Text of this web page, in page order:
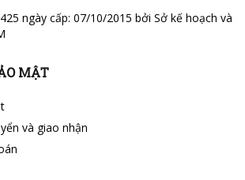
ngày cấp: 07/10/2015 bởi Sở kế hoạch và
MẬT
và giao nhận